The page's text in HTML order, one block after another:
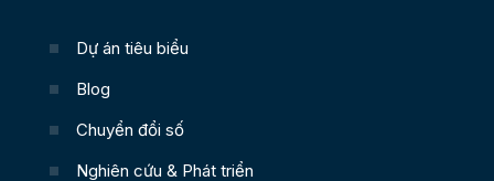
Dự án tiêu biểu
Blog
Chuyển đổi số
Nghiên cứu & Phát triển